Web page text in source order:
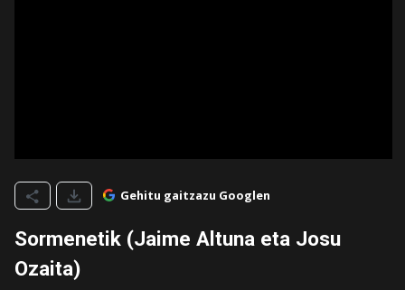
Gehitu gaitzazu Googlen
Sormenetik (Jaime Altuna eta Josu
Ozaita)